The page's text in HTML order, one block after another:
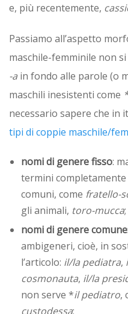
e, più recentemente,
Passiamo all’aspetto
maschile-femminile non
-a in fondo alle parole (o
maschili inesistenti come
necessario sapere che in
tipi di coppie maschile/
nomi di genere fisso:
termini
comuni, come fratello-
gli animali, toro-mucca;
nomi di genere comune
ambigeneri, cioè, in
l’articolo: il/la pediatra,
cosmonauta, il/la
non serve *il pediatro,
custodessa;